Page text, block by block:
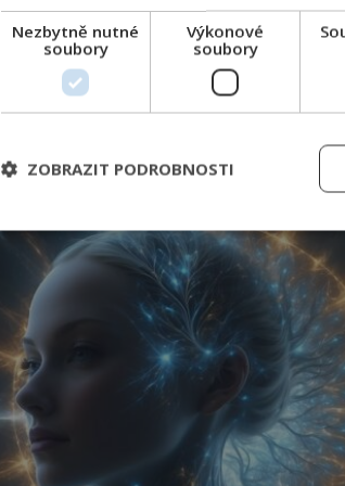
skutečně zahlédli. Jak je to
k světcům ovládajícím
pouze na církev.
Nezbytně nutné
soubory
Výkonové
soubory
ZOBRAZIT PODROBNOSTI